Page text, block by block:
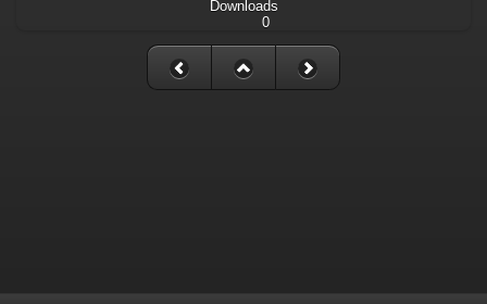
Downloads
0